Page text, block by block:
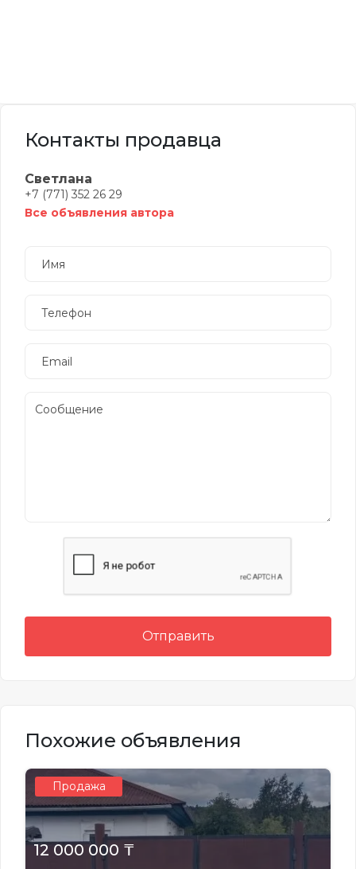
Контакты продавца
Светлана
+7 (771) 352 26 29
Все объявления автора
Отправить
Похожие объявления
Продажа
12 000 000 ₸